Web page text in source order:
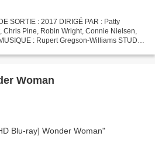
SORTIE : 2017 DIRIGÉ PAR : Patty
Chris Pine, Robin Wright, Connie Nielsen,
: Rupert Gregson-Williams STUDIO
Woman